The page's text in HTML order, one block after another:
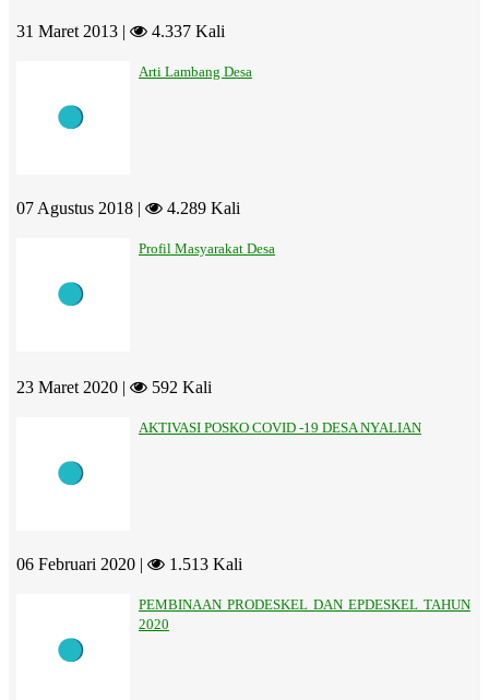
31 Maret 2013 | 4.337 Kali
Arti Lambang Desa
07 Agustus 2018 | 4.289 Kali
Profil Masyarakat Desa
23 Maret 2020 | 592 Kali
AKTIVASI POSKO COVID -19 DESA NYALIAN
06 Februari 2020 | 1.513 Kali
PEMBINAAN PRODESKEL DAN EPDESKEL TAHUN
2020